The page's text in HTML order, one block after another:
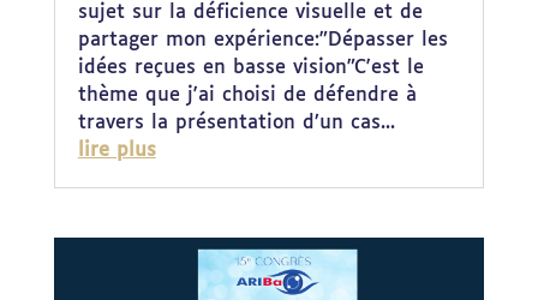
sujet sur la déficience visuelle et de
partager mon expérience:​"Dépasser les
idées reçues en basse vision"​C'est le
thème que j'ai choisi de défendre à
travers la présentation d’un cas...
lire plus